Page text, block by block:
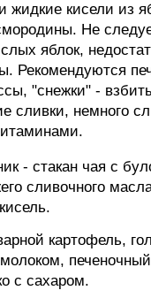
жидкие кисели из
Не
яблок,
Рекомендуются
"снежки" -
сливки, немного
- стакан чая с
сливочного
картофель,
с сахаром.